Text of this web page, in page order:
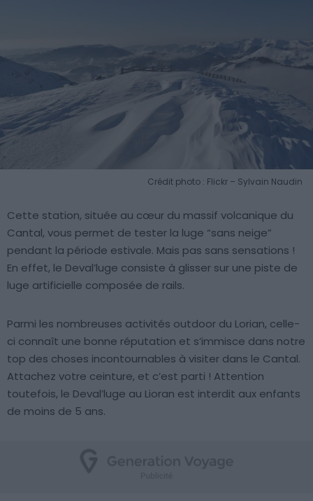
Crédit photo : Flickr – Sylvain Naudin
Cette station, située au cœur du massif volcanique du
Cantal, vous permet de tester la luge “sans neige”
pendant la période estivale. Mais pas sans sensations !
En effet, le Deval’luge consiste à glisser sur une piste de
luge artificielle composée de rails.
Parmi les nombreuses activités outdoor du Lorian, celle-
ci connaît une bonne réputation et s’immisce dans notre
top des choses incontournables à visiter dans le Cantal.
Attachez votre ceinture, et c’est parti ! Attention
toutefois, le Deval’luge au Lioran est interdit aux enfants
de moins de 5 ans.